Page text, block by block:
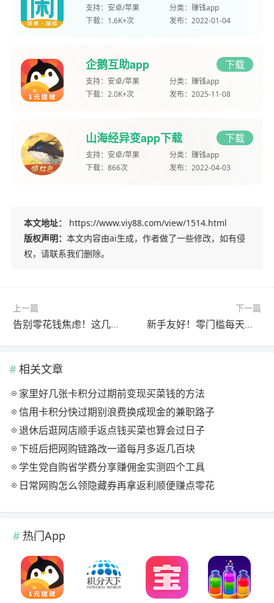
支持： 安卓/苹果 分类： 赚钱app
下载： 1.6K+次 发布： 2022-01-04
企鹅互助app 下载
支持： 安卓/苹果 分类： 赚钱app
下载： 2.0K+次 发布： 2025-11-08
山海经异变app下载 下载
支持： 安卓/苹果 分类： 赚钱app
下载： 866次 发布： 2022-04-03
本文地址：
https://www.viy88.com/view/1514.html
版权声明： 本文内容由ai生成，作者做了一些修改，如有侵
权，请联系我们删除。
上一篇
告别零花钱焦虑！这几款软件每天轻松赚30-50元
下一篇
新手友好！零门槛每天赚30-50元的软件全攻略
相关文章
家里好几张卡积分过期前变现买菜钱的方法
信用卡积分快过期别浪费换成现金的兼职路子
退休后逛网店顺手返点钱买菜也算会过日子
下班后把网购链路改一道每月多返几百块
学生党自购省学费分享赚佣金实测四个工具
日常网购怎么领隐藏券再拿返利顺便赚点零花
热门App